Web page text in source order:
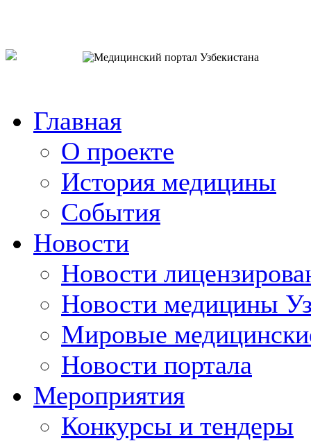
Главная
О проекте
История медицины
События
Новости
Новости
Новости медицины
Мировые
Новости портала
Мероприятия
Конкурсы и тендеры